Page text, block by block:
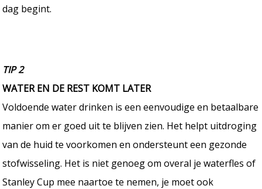
dag begint.
TIP 2
WATER EN DE REST KOMT LATER
Voldoende water drinken is een eenvoudige en betaalbare
manier om er goed uit te blijven zien. Het helpt uitdroging
van de huid te voorkomen en ondersteunt een gezonde
stofwisseling. Het is niet genoeg om overal je waterfles of
Stanley Cup mee naartoe te nemen, je moet ook